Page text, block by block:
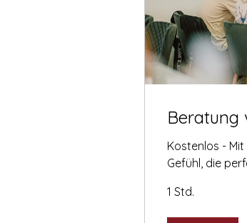
Beratung
Kostenlos -
Gefühl, die
1 Std.